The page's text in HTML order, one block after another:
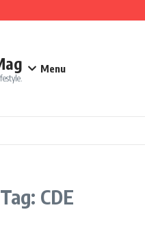
Menu
CDE